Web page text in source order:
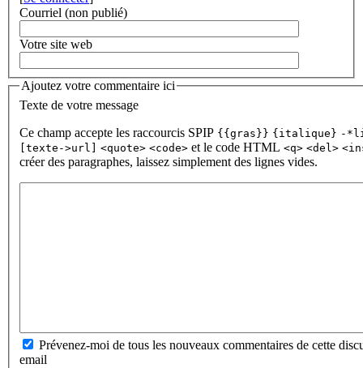
Courriel (non publié)
Votre site web
Ajoutez votre commentaire ici
Texte de votre message
Ce champ accepte les raccourcis SPIP {{gras}} {italique} -
[texte->url]
<quote> <code> et le code HTML <q> <del>
créer des paragraphes, laissez simplement des lignes vides.
Prévenez-moi de tous les nouveaux commentaires de cette
email